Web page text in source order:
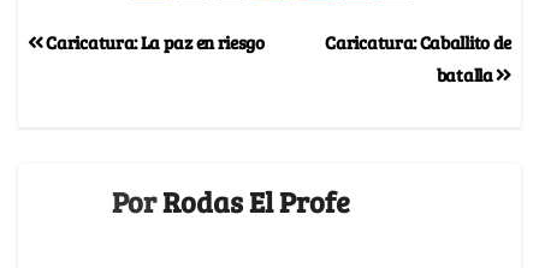
Caricatura: Caballito de
batalla
Caricatura: La paz en riesgo
PorRodas El Profe